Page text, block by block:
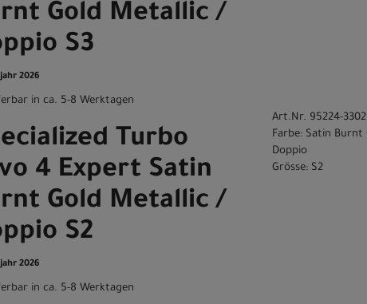
Gold Metallic /
S3
2026
in ca. 5-8 Werktagen
Turbo
4 Expert Satin
Gold Metallic /
S2
2026
in ca. 5-8 Werktagen
Art.Nr. 95224-3302
Farbe: Satin Burnt
Doppio
Grösse: S2